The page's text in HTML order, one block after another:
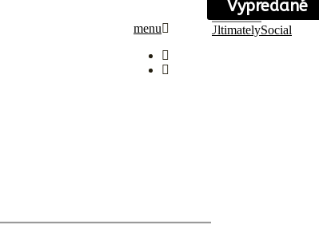
menu
Vypredané
Social media & sharing icons powered by UltimatelySocial